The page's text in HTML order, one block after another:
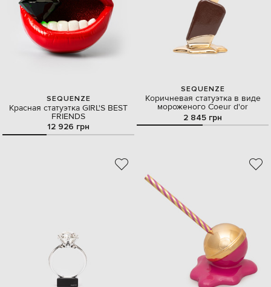
SEQUENZE
Красная статуэтка GIRL'S BEST
FRIENDS
12 926 грн
SEQUENZE
Коричневая статуэтка в виде
мороженого Coeur d'or
2 845 грн